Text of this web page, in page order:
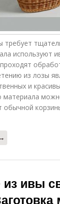
требует
используют
из лозы
и
материала
обычной
из ивы